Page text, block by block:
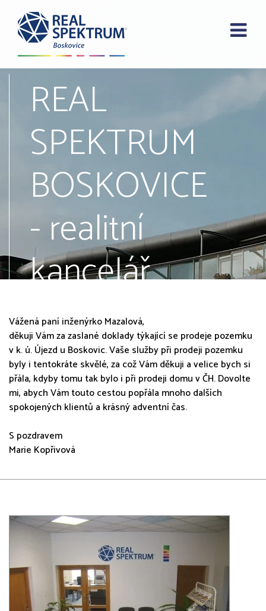
REAL
SPEKTRUM
BOSKOVICE
- realitní
kancelář,
správa
nemovitostí
Vážená paní inženýrko Mazalová,
děkuji Vám za zaslané doklady týkající se prodeje pozemku
v k. ú. Újezd u Boskovic. Vaše služby při prodeji pozemku
byly i tentokráte skvělé, za což Vám děkuji a velice bych si
přála, kdyby tomu tak bylo i při prodeji domu v ČH. Dovolte
mi, abych Vám touto cestou popřála mnoho dalších
spokojených klientů a krásný adventní čas.
S pozdravem
Marie Kopřivová